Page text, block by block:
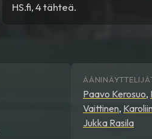
HS.fi, 4 tähteä.
Paavo Kerosuo,
Vaittinen,
Jukka Rasila